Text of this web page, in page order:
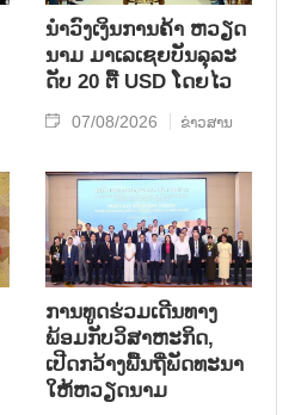
ນຳ​ວົງ​ເງິນ​ການ​ຄ້າ ຫວຽດ​
ນາມ ມາ​ເລ​ເຊຍ​ບັນ​ລຸ​ລະ​
ດັບ 20 ຕື້ USD ໂດຍ​ໄວ
07/08/2026 ຂ່າວສານ
ການ​ທູດ​ຮ່ວມ​ເດີນ​ທາງ​
ພ້ອມກັບ​ວິ​ສາ​ຫະ​ກ​ິດ,
ເປີດກວ້າງ​ພື້ນ​ຖີ່​ພັດ​ທະ​ນາ​
ໃຫ້​ຫວຽດ​ນາມ